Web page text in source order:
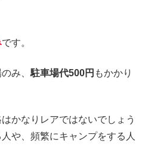
です。
み、 駐車場代500円 もかかり
かなりレアではないでしょう
や、頻繁にキャンプをする人